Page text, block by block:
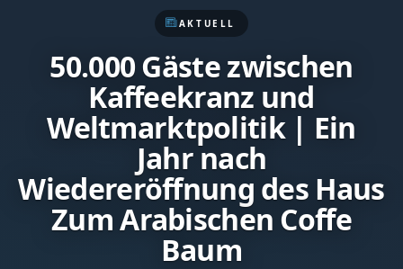
AKTUELL
50.000 Gäste zwischen
Kaffeekranz und
Weltmarktpolitik | Ein
Jahr nach
Wiedereröffnung des Haus
Zum Arabischen Coffe
Baum